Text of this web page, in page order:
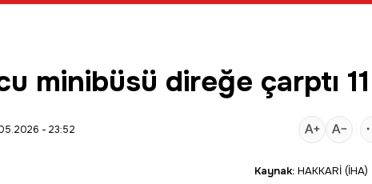
minibüsü direğe çarptı
- 23:52
Kaynak: HAKKARİ (İHA)